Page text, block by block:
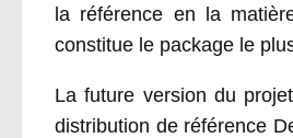
la référence en la
constitue le package le
La future version du
distribution de référence